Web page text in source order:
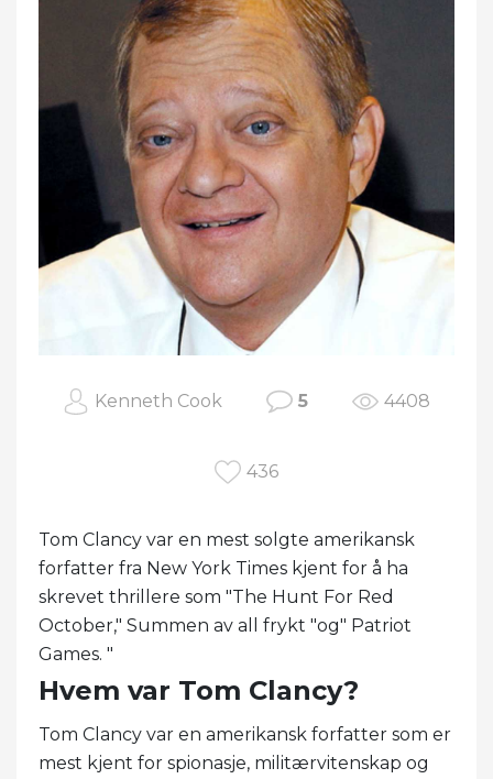
Kenneth Cook 5 4408
436
Tom Clancy var en mest solgte amerikansk
forfatter fra New York Times kjent for å ha
skrevet thrillere som "The Hunt For Red
October," Summen av all frykt "og" Patriot
Games. "
Hvem var Tom Clancy?
Tom Clancy var en amerikansk forfatter som er
mest kjent for spionasje, militærvitenskap og